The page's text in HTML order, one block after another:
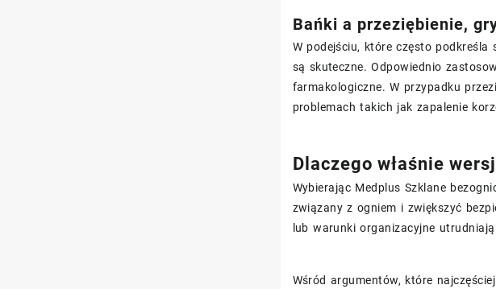
Bańki a przeziębienie,
W podejściu, które często
są skuteczne. Odpowiednio
farmakologiczne. W przypadku
problemach takich jak zapalenie
Dlaczego właśnie
Wybierając Medplus Szklane
związany z ogniem i zwiększyć
lub warunki organizacyjne
Wśród argumentów, które